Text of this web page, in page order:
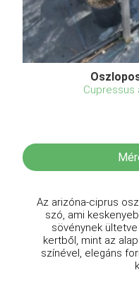
Cupressus
Az arizóna-ciprus
szó, ami
sövénynek
kertből, mint az
színével, elegáns